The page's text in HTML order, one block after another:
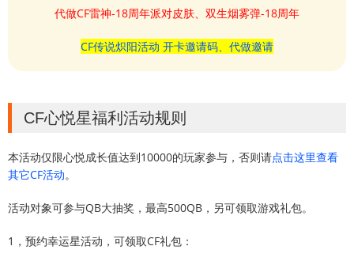
代做CF雷神-18周年派对皮肤、双生烟雾弹-18周年
CF传说炽阳活动 开卡邀请码、代做邀请
CF心悦星福利活动规则
本活动仅限心悦成长值达到10000的玩家参与，否则请点击这里查看
其它CF活动。
活动对象可参与QB大抽奖，最高500QB，另可领取游戏礼包。
1，预约幸运星活动，可领取CF礼包：